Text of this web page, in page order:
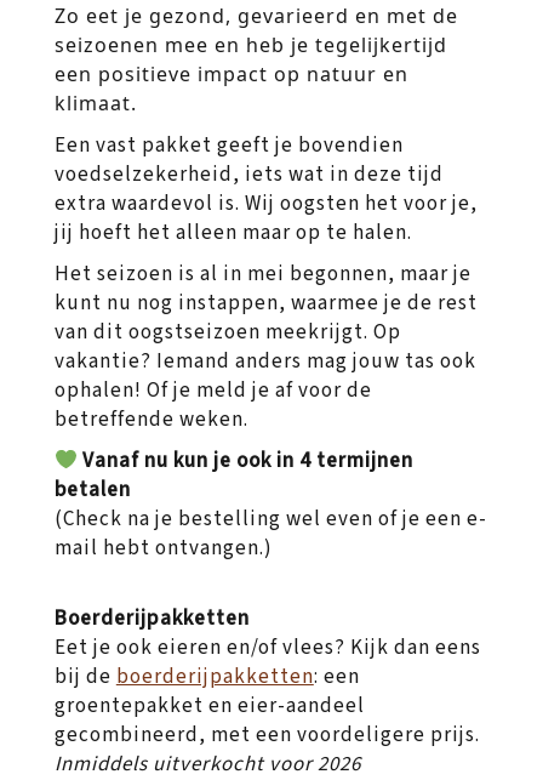
Zo eet je gezond, gevarieerd en met de
seizoenen mee en heb je tegelijkertijd
een positieve impact op natuur en
klimaat.
Een vast pakket geeft je bovendien
voedselzekerheid, iets wat in deze tijd
extra waardevol is. Wij oogsten het voor je,
jij hoeft het alleen maar op te halen.
Het seizoen is al in mei begonnen, maar je
kunt nu nog instappen, waarmee je de rest
van dit oogstseizoen meekrijgt. Op
vakantie? Iemand anders mag jouw tas ook
ophalen! Of je meld je af voor de
betreffende weken.
Vanaf nu kun je ook in 4 termijnen
betalen
(Check na je bestelling wel even of je een e-
mail hebt ontvangen.)
Boerderijpakketten
Eet je ook eieren en/of vlees? Kijk dan eens
bij deboerderijpakketten: een
groentepakket en eier-aandeel
gecombineerd, met een voordeligere prijs.
Inmiddels uitverkocht voor 2026